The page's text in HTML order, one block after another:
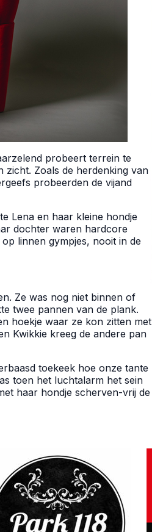
probeert terrein te
zicht. Zoals de herdenking van
probeerden de vijand
Lena en haar kleine hondje
dochter waren hardcore
linnen gympjes, nooit in de
Ze was nog niet binnen of
twee pannen van de plank.
hoekje waar ze kon zitten met
Kwikkie kreeg de andere pan
toekeek hoe onze tante
toen het luchtalarm het sein
haar hondje scherven-vrij de